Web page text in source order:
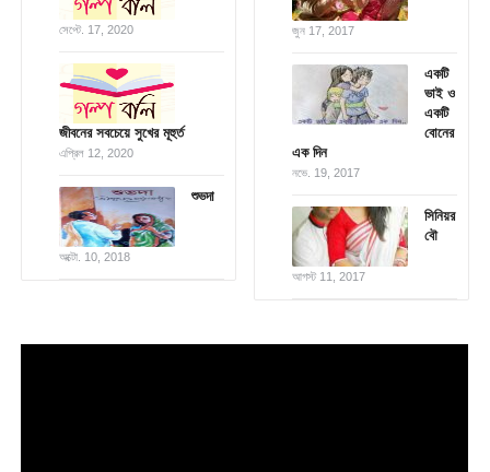
সেপ্টে. 17, 2020
জীবনের সবচেয়ে সুখের মূহুর্ত
এপ্রিল 12, 2020
শুভদা
অক্টো. 10, 2018
জুন 17, 2017
একটি
ভাই ও
একটি
বোনের
এক দিন
নভে. 19, 2017
সিনিয়র
বৌ
আগস্ট 11, 2017